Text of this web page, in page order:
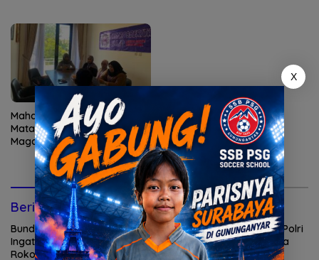
Mahasiswa Unesa
Matangkan Persiapan
Magang di Metro9
Berita Terkait
Bunda Genre Mojokerto
Ingatkan Remaja Bahaya
Rokok
Polisi Malaysia Kepincut Polri
Ungkap Kasus Pilot Bawa
Narkoba
X